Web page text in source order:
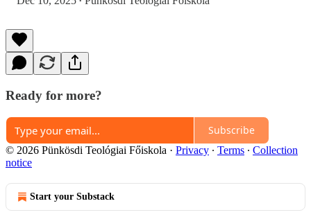
Ready for more?
Subscribe
© 2026 Pünkösdi Teológiai Főiskola · Privacy ∙ Terms ∙ Collection
notice
Start your Substack